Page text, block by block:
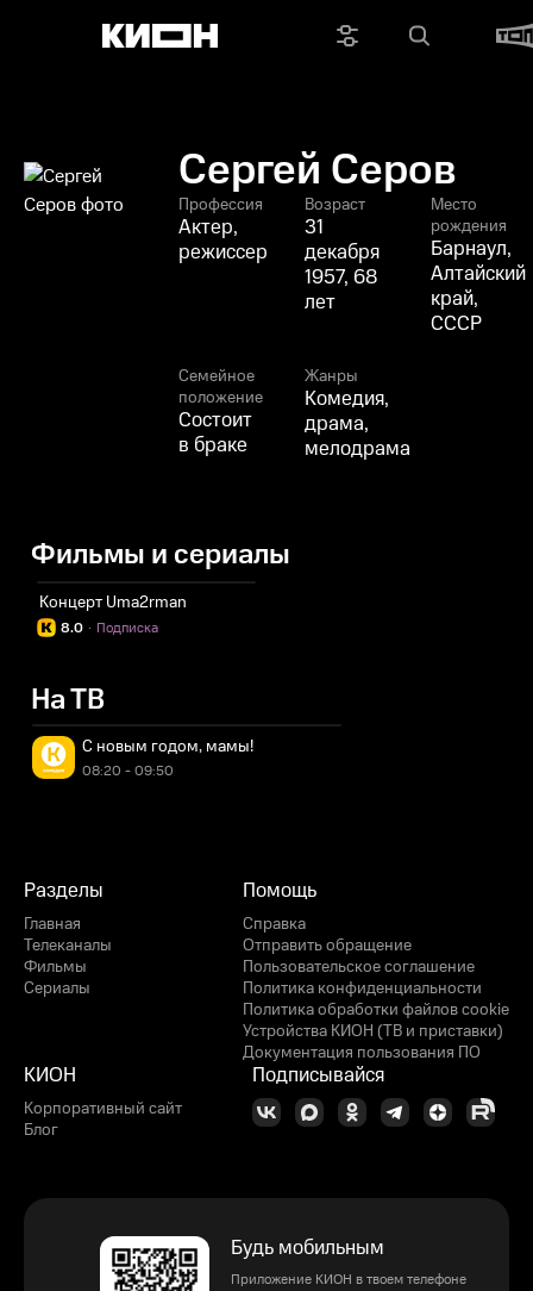
Сергей Серов
Профессия
Актер,
режиссер
Возраст
31
декабря
1957, 68
лет
Место
рождения
Барнаул,
Алтайский
край,
СССР
Семейное
положение
Состоит
в браке
Жанры
Комедия,
драма,
мелодрама
Фильмы и сериалы
Концерт Uma2rman
8.0 Подписка
·
На ТВ
С новым годом, мамы!
08:20 - 09:50
Разделы
Главная
Телеканалы
Фильмы
Сериалы
Помощь
Справка
Отправить обращение
Пользовательское соглашение
Политика конфиденциальности
Политика обработки файлов cookie
Устройства КИОН (ТВ и приставки)
Документация пользования ПО
КИОН
Корпоративный сайт
Блог
Подписывайся
Будь мобильным
Приложение КИОН в твоем телефоне